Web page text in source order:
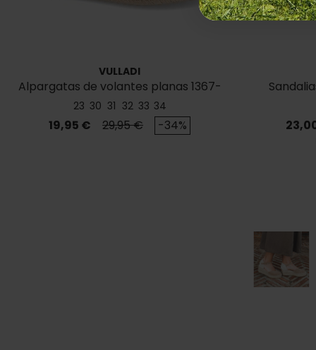
VULLADI
Alpargatas de volantes planas 1367-
719
23 30 31 32 33 34
Precio
19,95 € Precio base
29,95 € -34%